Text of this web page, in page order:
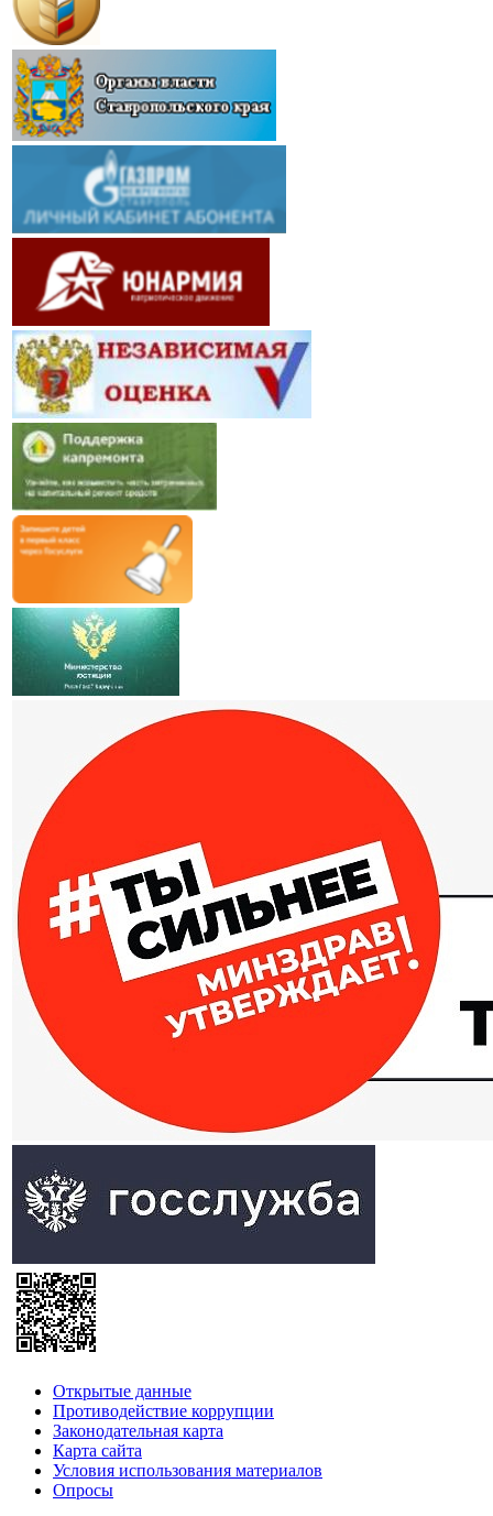
Открытые данные
Противодействие коррупции
Законодательная карта
Карта сайта
Условия использования материалов
Опросы